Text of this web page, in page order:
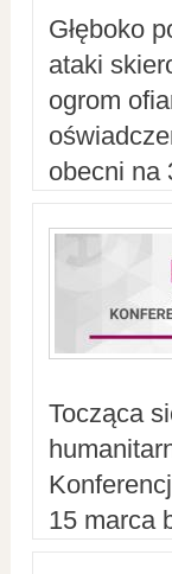
Głęboko
ataki
ogrom
obecni na
Tocząca
15 marca